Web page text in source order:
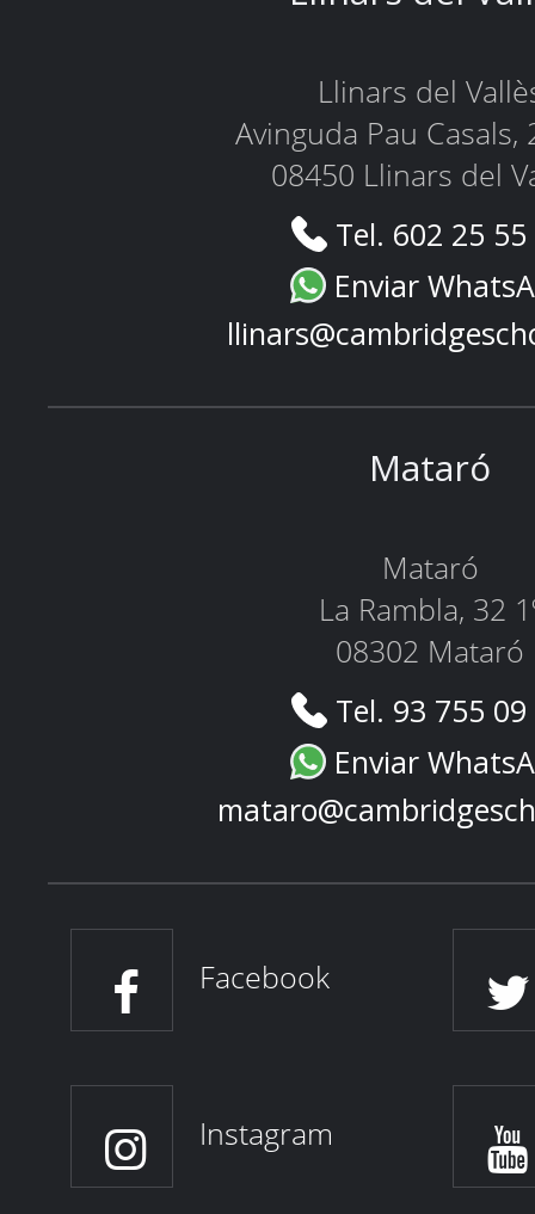
Llinars del
Avinguda Pau Casals,
08450 Llinars del
Tel. 602 25
Enviar
Mataró
Mataró
La Rambla, 32
08302 Mataró
Tel. 93 755
Enviar
Facebook
Instagram